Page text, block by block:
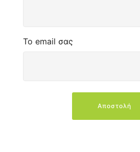
Το email σας
Αποστολή